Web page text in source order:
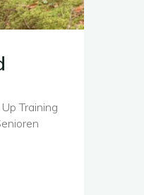
Training